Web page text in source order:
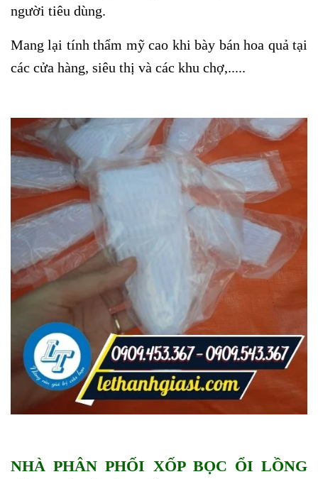
người tiêu dùng.
Mang lại tính thẩm mỹ cao khi bày bán hoa quả tại
các cửa hàng, siêu thị và các khu chợ,.....
NHÀ PHÂN PHỐI XỐP BỌC ỔI LỒNG